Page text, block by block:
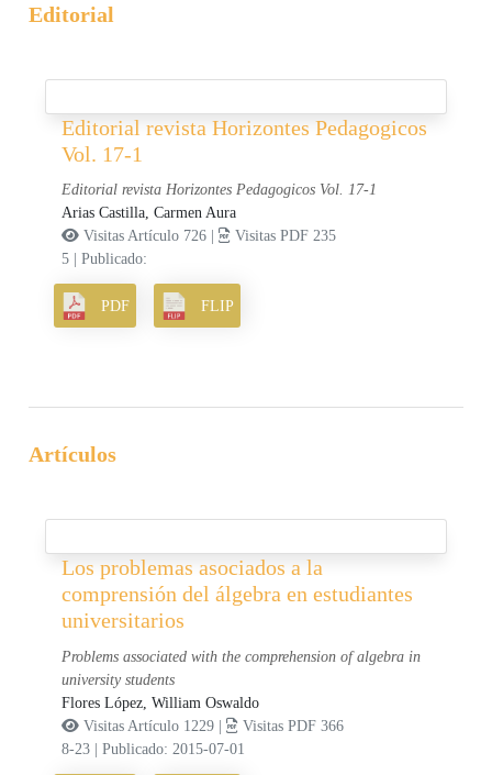
Editorial
Editorial revista Horizontes Pedagogicos
Vol. 17-1
Editorial revista Horizontes Pedagogicos Vol. 17-1
Arias Castilla, Carmen Aura
Visitas Artículo 726 |
Visitas PDF 235
5
|Publicado:
PDF FLIP
Artículos
Los problemas asociados a la
comprensión del álgebra en estudiantes
universitarios
Problems associated with the comprehension of algebra in
university students
Flores López, William Oswaldo
Visitas Artículo 1229 |
Visitas PDF 366
8-23
|Publicado: 2015-07-01